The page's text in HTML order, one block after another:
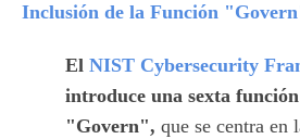
Inclusión de la Función
El NIST Cybersecurity
introduce una sexta
"Govern", que se centra en